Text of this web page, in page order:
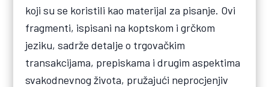
koji su se koristili kao materijal za pisanje. Ovi
fragmenti, ispisani na koptskom i grčkom
jeziku, sadrže detalje o trgovačkim
transakcijama, prepiskama i drugim aspektima
svakodnevnog života, pružajući neprocjenjiv